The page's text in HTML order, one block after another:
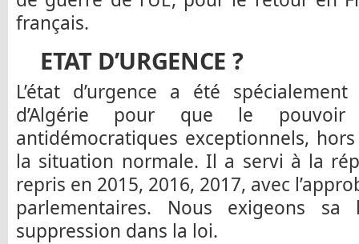
français.
ETAT D’URGENCE ?
L’état d’urgence a été
d’Algérie pour que le
antidémocratiques exceptionnels,
la situation normale. Il a servi à la
repris en 2015, 2016, 2017, avec
parlementaires. Nous exigeons
suppression dans la loi.